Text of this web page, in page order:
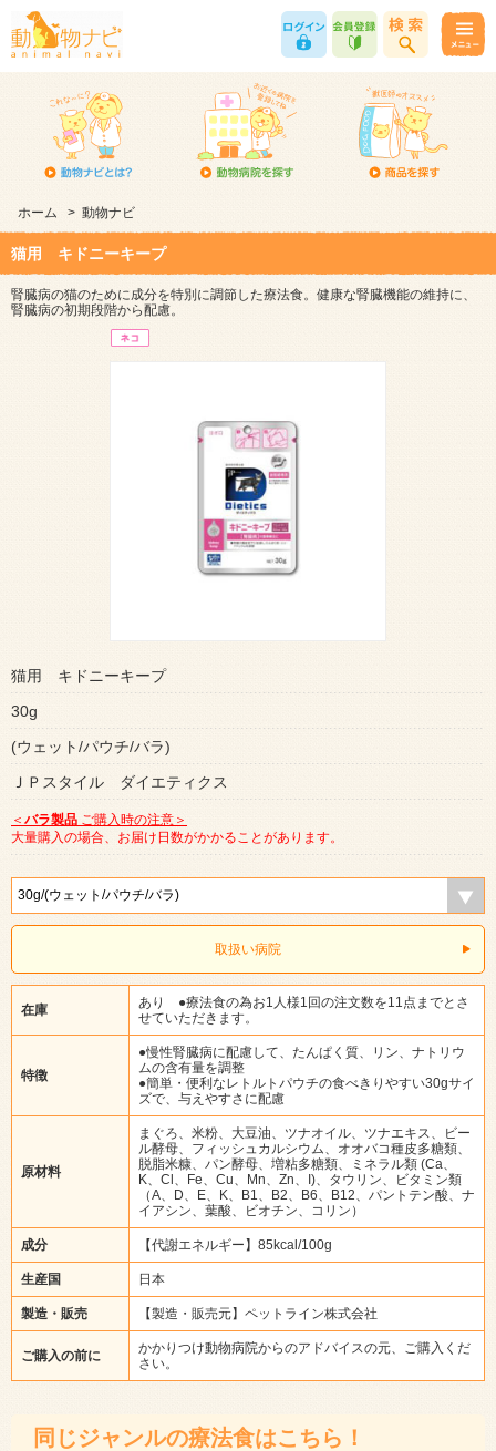
ホーム > 動物ナビ
猫用 キドニーキープ
腎臓病の猫のために成分を特別に調節した療法食。健康な腎臓機能の維持に、
腎臓病の初期段階から配慮。
猫用 キドニーキープ
30g
(ウェット/パウチ/バラ)
ＪＰスタイル ダイエティクス
＜ バラ製品 ご購入時の注意＞
大量購入の場合、お届け日数がかかることがあります。
取扱い病院
在庫
あり ●療法食の為お1人様1回の注文数を11点までとさ
せていただきます。
特徴
●慢性腎臓病に配慮して、たんぱく質、リン、ナトリウ
ムの含有量を調整
●簡単・便利なレトルトパウチの食べきりやすい30gサイ
ズで、与えやすさに配慮
原材料
まぐろ、米粉、大豆油、ツナオイル、ツナエキス、ビー
ル酵母、フィッシュカルシウム、オオバコ種皮多糖類、
脱脂米糠、パン酵母、増粘多糖類、ミネラル類 (Ca、
K、Cl、Fe、Cu、Mn、Zn、I)、タウリン、ビタミン類
（A、D、E、K、B1、B2、B6、B12、パントテン酸、ナ
イアシン、葉酸、ビオチン、コリン）
成分 【代謝エネルギー】85kcal/100g
生産国 日本
製造・販売 【製造・販売元】ペットライン株式会社
ご購入の前に
かかりつけ動物病院からのアドバイスの元、ご購入くだ
さい。
同じジャンルの療法食はこちら！